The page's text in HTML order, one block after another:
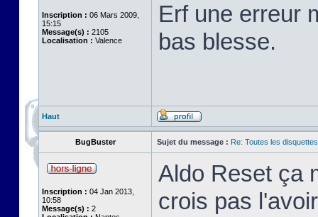
Inscription : 06 Mars 2009,
15:15
Message(s) : 2105
Localisation : Valence
Erf une erreur
bas blesse.
Haut
BugBuster Sujet du message : Re: Toutes les
Inscription : 04 Jan 2013,
10:58
Message(s) : 2
Aldo Reset ça
crois pas